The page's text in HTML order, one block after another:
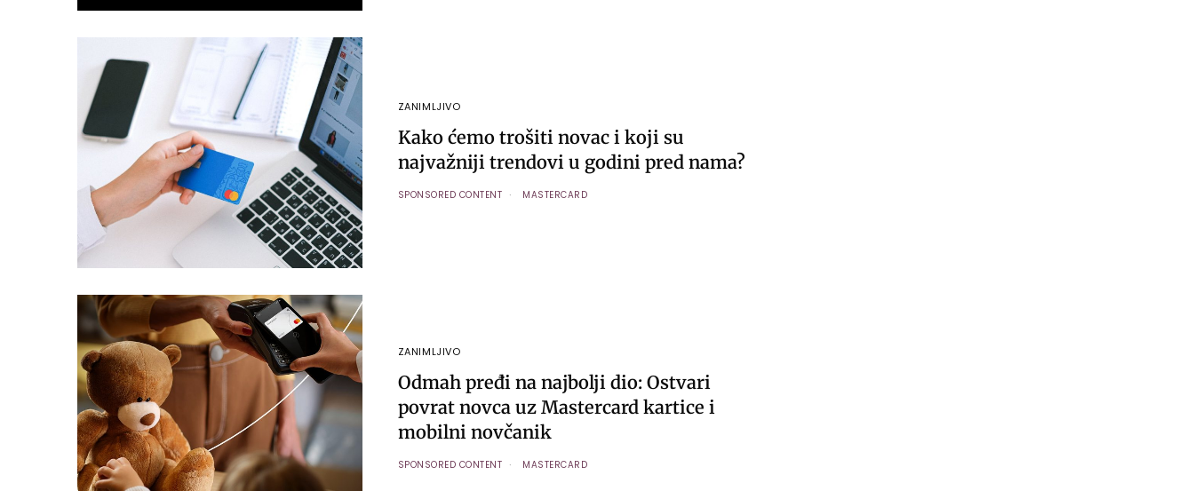
ZANIMLJIVO
Kako ćemo trošiti novac i koji su
najvažniji trendovi u godini pred nama?
SPONSORED CONTENT MASTERCARD
ZANIMLJIVO
Odmah pređi na najbolji dio: Ostvari
povrat novca uz Mastercard kartice i
mobilni novčanik
SPONSORED CONTENT MASTERCARD